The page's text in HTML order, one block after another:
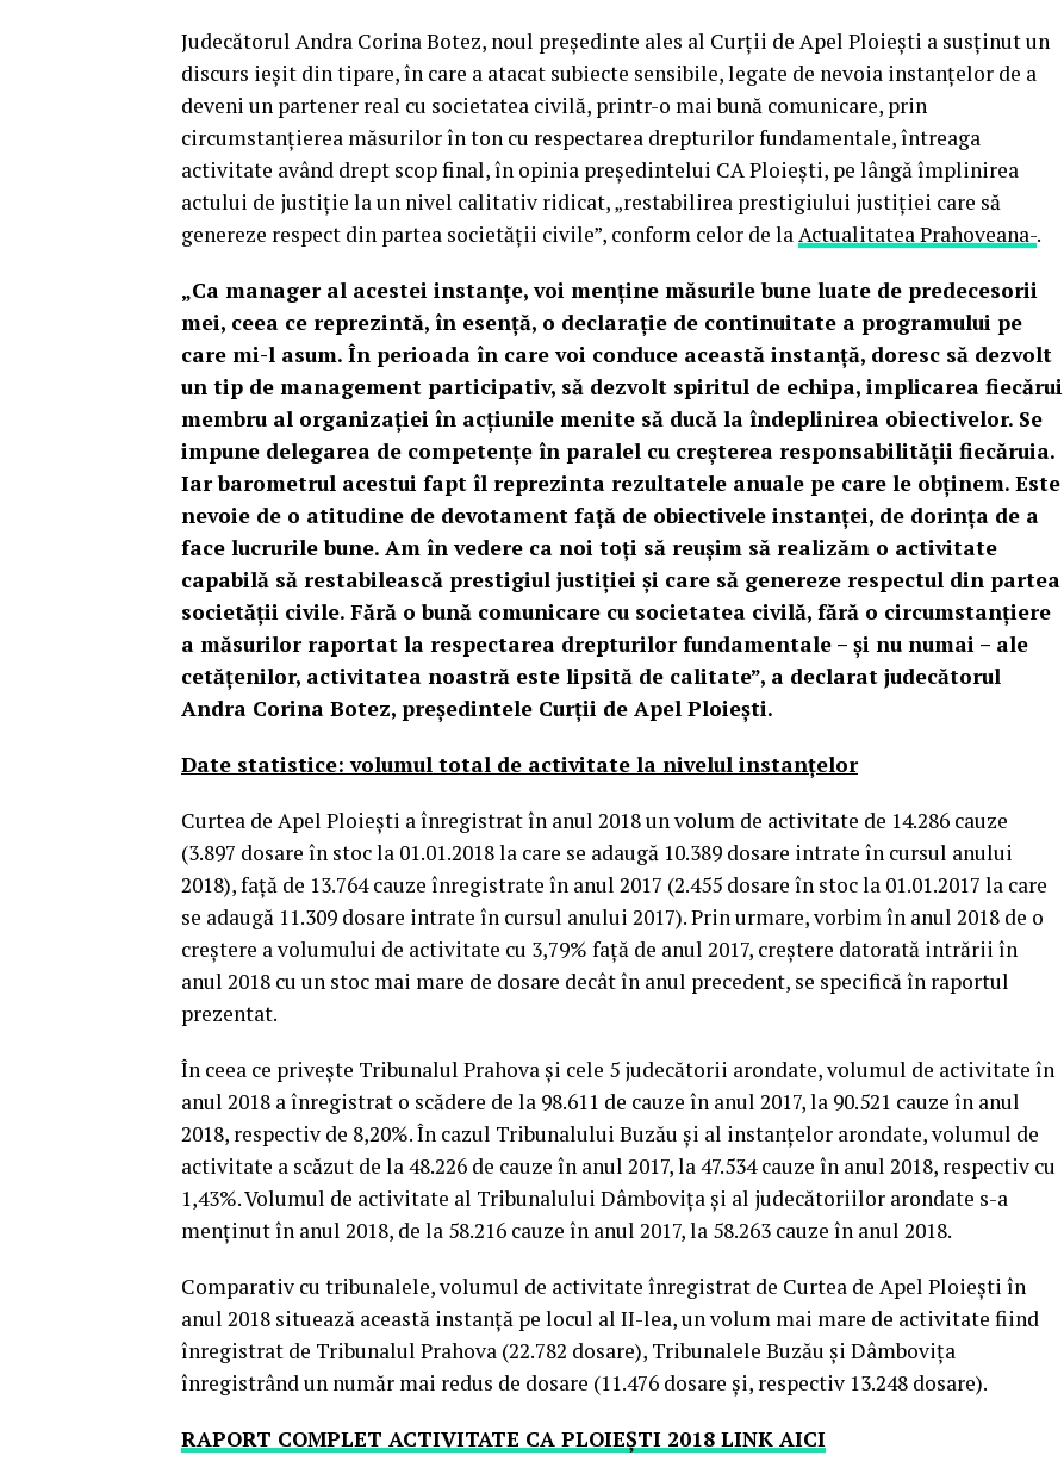
Judecătorul Andra Corina Botez, noul președinte ales al Curții de Apel Ploiești a susținut un
discurs ieșit din tipare, în care a atacat subiecte sensibile, legate de nevoia instanțelor de a
deveni un partener real cu societatea civilă, printr-o mai bună comunicare, prin
circumstanțierea măsurilor în ton cu respectarea drepturilor fundamentale, întreaga
activitate având drept scop final, în opinia președintelui CA Ploiești, pe lângă împlinirea
actului de justiție la un nivel calitativ ridicat, „restabilirea prestigiului justiției care să
genereze respect din partea societății civile”, conform celor de laActualitatea Prahoveana-.
„Ca manager al acestei instanțe, voi menține măsurile bune luate de predecesorii
mei, ceea ce reprezintă, în esență, o declarație de continuitate a programului pe
care mi-l asum. În perioada în care voi conduce această instanță, doresc să dezvolt
un tip de management participativ, să dezvolt spiritul de echipa, implicarea fiecărui
membru al organizației în acțiunile menite să ducă la îndeplinirea obiectivelor. Se
impune delegarea de competențe în paralel cu creșterea responsabilității fiecăruia.
Iar barometrul acestui fapt îl reprezinta rezultatele anuale pe care le obținem. Este
nevoie de o atitudine de devotament față de obiectivele instanței, de dorința de a
face lucrurile bune. Am în vedere ca noi toți să reușim să realizăm o activitate
capabilă să restabilească prestigiul justiției și care să genereze respectul din partea
societății civile. Fără o bună comunicare cu societatea civilă, fără o circumstanțiere
a măsurilor raportat la respectarea drepturilor fundamentale – și nu numai – ale
cetățenilor, activitatea noastră este lipsită de calitate”, a declarat judecătorul
Andra Corina Botez, președintele Curții de Apel Ploiești.
Date statistice: volumul total de activitate la nivelul instanţelor
Curtea de Apel Ploieşti a înregistrat în anul 2018 un volum de activitate de 14.286 cauze
(3.897 dosare în stoc la 01.01.2018 la care se adaugă 10.389 dosare intrate în cursul anului
2018), faţă de 13.764 cauze înregistrate în anul 2017 (2.455 dosare în stoc la 01.01.2017 la care
se adaugă 11.309 dosare intrate în cursul anului 2017). Prin urmare, vorbim în anul 2018 de o
creştere a volumului de activitate cu 3,79% faţă de anul 2017, creştere datorată intrării în
anul 2018 cu un stoc mai mare de dosare decât în anul precedent, se specifică în raportul
prezentat.
În ceea ce priveşte Tribunalul Prahova şi cele 5 judecătorii arondate, volumul de activitate în
anul 2018 a înregistrat o scădere de la 98.611 de cauze în anul 2017, la 90.521 cauze în anul
2018, respectiv de 8,20%. În cazul Tribunalului Buzău şi al instanţelor arondate, volumul de
activitate a scăzut de la 48.226 de cauze în anul 2017, la 47.534 cauze în anul 2018, respectiv cu
1,43%. Volumul de activitate al Tribunalului Dâmboviţa şi al judecătoriilor arondate s-a
menţinut în anul 2018, de la 58.216 cauze în anul 2017, la 58.263 cauze în anul 2018.
Comparativ cu tribunalele, volumul de activitate înregistrat de Curtea de Apel Ploieşti în
anul 2018 situează această instanţă pe locul al II-lea, un volum mai mare de activitate fiind
înregistrat de Tribunalul Prahova (22.782 dosare), Tribunalele Buzău şi Dâmboviţa
înregistrând un număr mai redus de dosare (11.476 dosare şi, respectiv 13.248 dosare).
RAPORT COMPLET ACTIVITATE CA PLOIEȘTI 2018 LINK AICI